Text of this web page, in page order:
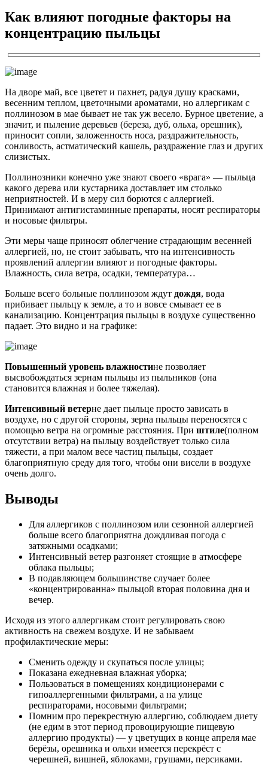
Как влияют погодные факторы на
концентрацию пыльцы
На дворе май, все цветет и пахнет, радуя душу красками,
весенним теплом, цветочными ароматами, но аллергикам с
поллинозом в мае бывает не так уж весело. Бурное цветение, а
значит, и пыление деревьев (береза, дуб, ольха, орешник),
приносит сопли, заложенность носа, раздражительность,
сонливость, астматический кашель, раздражение глаз и других
слизистых.
Поллинозники конечно уже знают своего «врага» — пыльца
какого дерева или кустарника доставляет им столько
неприятностей. И в меру сил борются с аллергией.
Принимают антигистаминные препараты, носят респираторы
и носовые фильтры.
Эти меры чаще приносят облегчение страдающим весенней
аллергией, но, не стоит забывать, что на интенсивность
проявлений аллергии влияют и погодные факторы.
Влажность, сила ветра, осадки, температура…
Больше всего больные поллинозом ждут дождя, вода
прибивает пыльцу к земле, а то и вовсе смывает ее в
канализацию. Концентрация пыльцы в воздухе существенно
падает. Это видно и на графике:
Повышенный уровень влажностине позволяет
высвобождаться зернам пыльцы из пыльников (она
становится влажная и более тяжелая).
Интенсивный ветерне дает пыльце просто зависать в
воздухе, но с другой стороны, зерна пыльцы переносятся с
помощью ветра на огромные расстояния. При штиле(полном
отсутствии ветра) на пыльцу воздействует только сила
тяжести, а при малом весе частиц пыльцы, создает
благоприятную среду для того, чтобы они висели в воздухе
очень долго.
Выводы
Для аллергиков с поллинозом или сезонной аллергией
больше всего благоприятна дождливая погода с
затяжными осадками;
Интенсивный ветер разгоняет стоящие в атмосфере
облака пыльцы;
В подавляющем большинстве случает более
«концентрированна» пыльцой вторая половина дня и
вечер.
Исходя из этого аллергикам стоит регулировать свою
активность на свежем воздухе. И не забываем
профилактические меры:
Сменить одежду и скупаться после улицы;
Показана ежедневная влажная уборка;
Пользоваться в помещениях кондиционерами с
гипоаллергенными фильтрами, а на улице
респираторами, носовыми фильтрами;
Помним про перекрестную аллергию, соблюдаем диету
(не едим в этот период провоцирующие пищевую
аллергию продукты) — у цветущих в конце апреля мае
берёзы, орешника и ольхи имеется перекрёст с
черешней, вишней, яблоками, грушами, персиками.